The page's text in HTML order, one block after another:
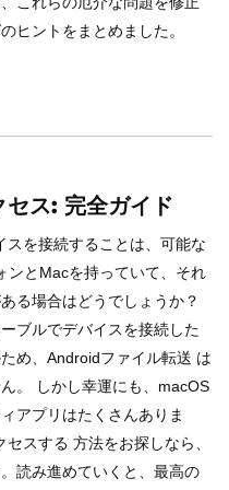
ヒントをまとめました。
ス: 完全ガイド
スを接続することは、可能な
ンとMacを持っていて、それ
る場合はどうでしょうか？
ブルでデバイスを接続した
め、Androidファイル転送 は
。 しかし幸運にも、macOS
アプリはたくさんありま
スする 方法をお探しなら、
読み進めていくと、最高の